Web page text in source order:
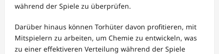
während der Spiele zu überprüfen.
Darüber hinaus können Torhüter davon profitieren, mit
Mitspielern zu arbeiten, um Chemie zu entwickeln, was
zu einer effektiveren Verteilung während der Spiele